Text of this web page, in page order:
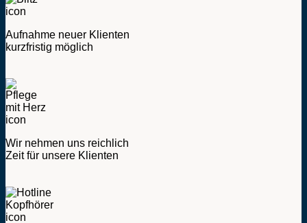
Aufnahme neuer Klienten
kurzfristig möglich
Wir nehmen uns reichlich
Zeit für unsere Klienten